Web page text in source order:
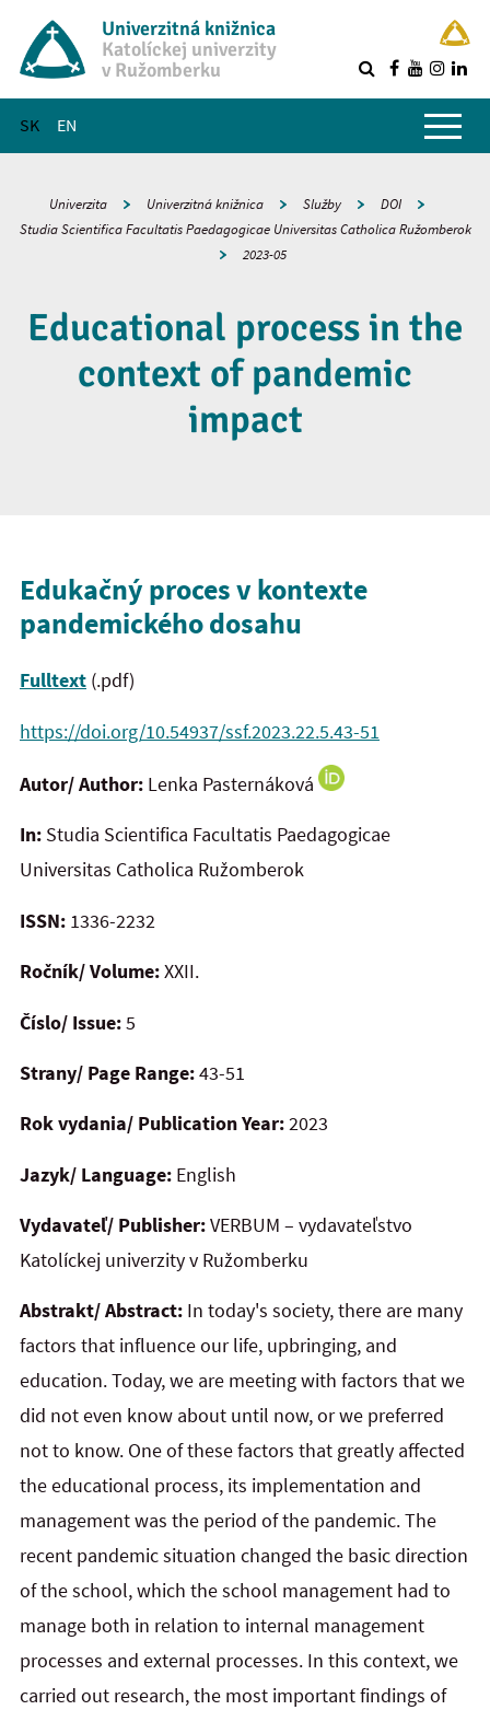
Univerzitná knižnica
Katolíckej univerzity
v Ružomberku
SK EN
Hlavné menu
Univerzita Univerzitná knižnica Služby
DOI
Studia Scientifica Facultatis Paedagogicae Universitas Catholica Ružomberok
2023-05
Educational process in the
context of pandemic
impact
Edukačný proces v kontexte
pandemického dosahu
Fulltext (.pdf)
https://doi.org/10.54937/ssf.2023.22.5.43-51
Autor/ Author: Lenka Pasternáková
In: Studia Scientifica Facultatis Paedagogicae
Universitas Catholica Ružomberok
ISSN: 1336-2232
Ročník/ Volume:XXII.
Číslo/ Issue:5
Strany/ Page Range:43-51
Rok vydania/ Publication Year:2023
Jazyk/ Language: English
Vydavateľ/ Publisher:VERBUM – vydavateľstvo
Katolíckej univerzity v Ružomberku
Abstrakt/ Abstract: In today's society, there are many
factors that influence our life, upbringing, and
education. Today, we are meeting with factors that we
did not even know about until now, or we preferred
not to know. One of these factors that greatly affected
the educational process, its implementation and
management was the period of the pandemic. The
recent pandemic situation changed the basic direction
of the school, which the school management had to
manage both in relation to internal management
processes and external processes. In this context, we
carried out research, the most important findings of